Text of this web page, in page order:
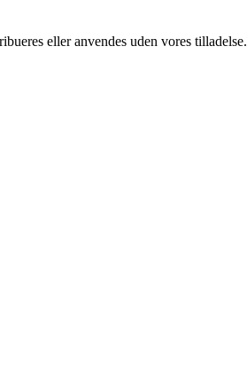
eller anvendes uden vores tilladelse.